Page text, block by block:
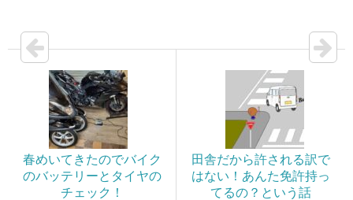
春めいてきたのでバイク
のバッテリーとタイヤの
チェック！
田舎だから許される訳で
はない！あんた免許持っ
てるの？という話